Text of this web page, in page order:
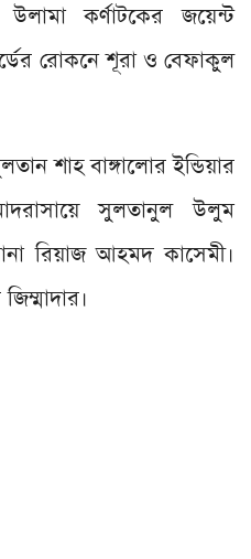
কর্ণাটকের জয়েন্ট
রোকনে শূরা ও বেফাকুল
শাহ বাঙ্গালোর ইন্ডিয়ার
সুলতানুল উলুম
রিয়াজ আহমদ কাসেমী।